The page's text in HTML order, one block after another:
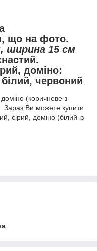
що на фото.
ширина 15 см
доміно:
червоний
(коричневе з
Ви можете купити
сірий, доміно (білий із